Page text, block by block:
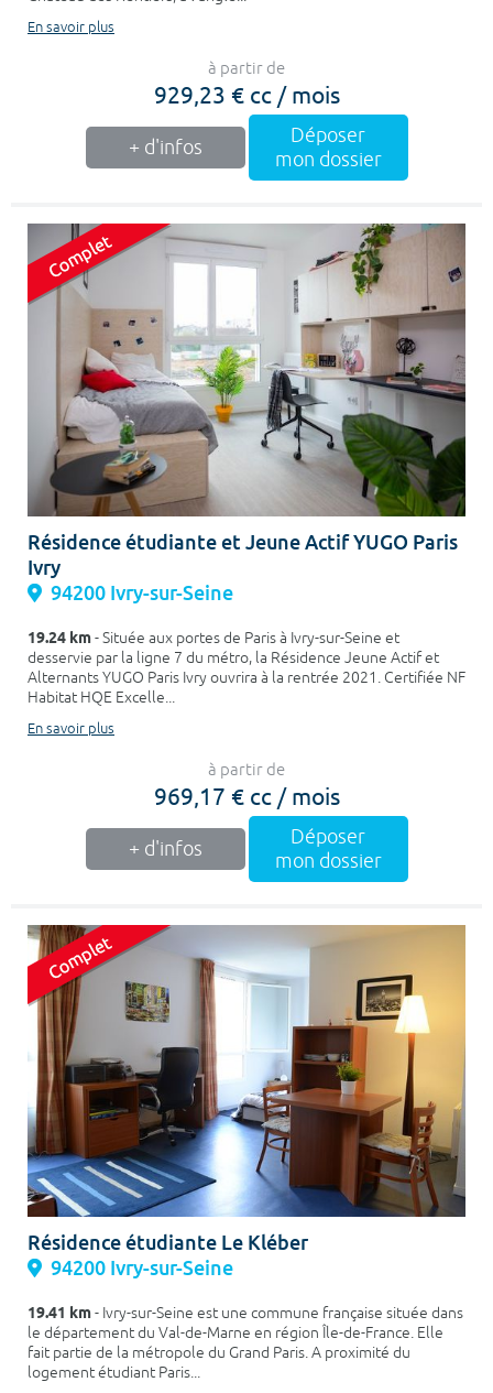
En savoir plus
à partir de
929,23 € cc / mois
+ d'infos
Déposer
mon dossier
Résidence étudiante et Jeune Actif YUGO Paris
Ivry
94200 Ivry-sur-Seine
19.24 km- Située aux portes de Paris à Ivry-sur-Seine et
desservie par la ligne 7 du métro, la Résidence Jeune Actif et
Alternants YUGO Paris Ivry ouvrira à la rentrée 2021. Certifiée NF
Habitat HQE Excelle...
En savoir plus
à partir de
969,17 € cc / mois
+ d'infos
Déposer
mon dossier
Résidence étudiante Le Kléber
94200 Ivry-sur-Seine
19.41 km- Ivry-sur-Seine est une commune française située dans
le département du Val-de-Marne en région Île-de-France. Elle
fait partie de la métropole du Grand Paris. A proximité du
logement étudiant Paris...